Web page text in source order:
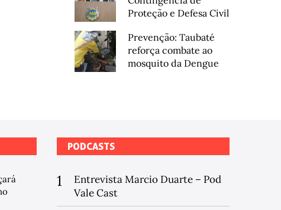
Proteção e Defesa Civil
Prevenção: Taubaté
reforça combate ao
mosquito da Dengue
PODCASTS
1
Entrevista Marcio Duarte – Pod
Vale Cast